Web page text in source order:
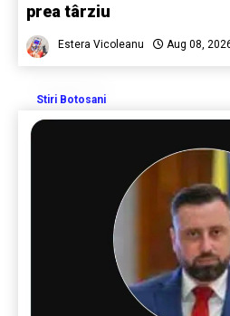
prea târziu
Estera Vicoleanu Aug 08,
Stiri Botosani